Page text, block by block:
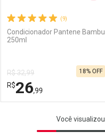
Comprar sem Desconto
Por R$ 35,66/cada
Comprar sem Desconto
Por R$ 35,66/cada
(9)
Condicionador Pantene Bambu
250ml
R$ 32,99
R$26,99
18% OFF
Você visualizou